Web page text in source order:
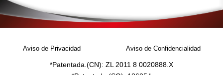
Aviso de Privacidad Aviso de Confidencialidad
*Patentada.(CN): ZL 2011 8 0020888.X